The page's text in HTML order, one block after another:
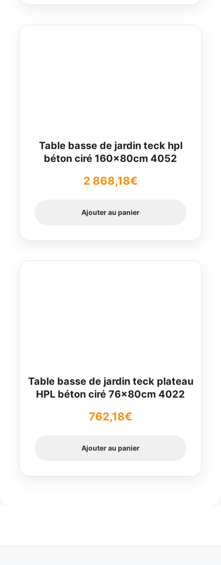
Table basse de jardin teck hpl
béton ciré 160x80cm 4052
2 868,18€
Ajouter au panier
Table basse de jardin teck plateau
HPL béton ciré 76x80cm 4022
762,18€
Ajouter au panier